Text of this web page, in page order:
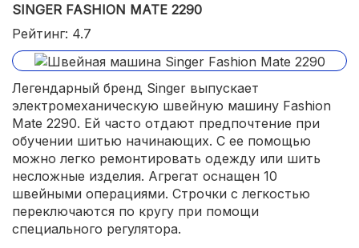
SINGER FASHION MATE 2290
Рейтинг: 4.7
Легендарный бренд Singer выпускает
электромеханическую швейную машину Fashion
Mate 2290. Ей часто отдают предпочтение при
обучении шитью начинающих. С ее помощью
можно легко ремонтировать одежду или шить
несложные изделия. Агрегат оснащен 10
швейными операциями. Строчки с легкостью
переключаются по кругу при помощи
специального регулятора.